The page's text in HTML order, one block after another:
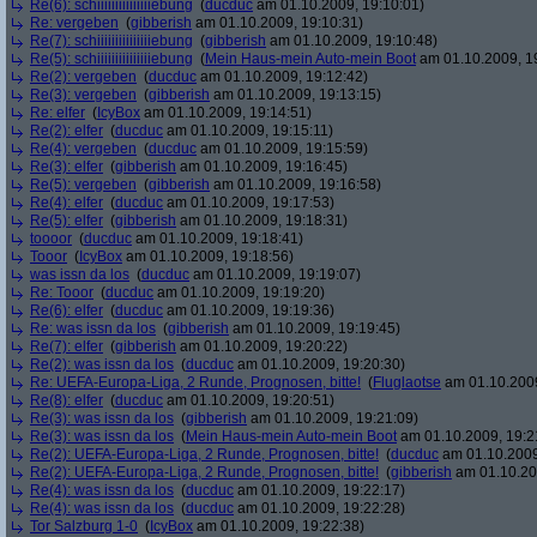
Re(6): schiiiiiiiiiiiiiiiebung (ducduc am 01.10.2009, 19:10:01)
Re: vergeben (gibberish am 01.10.2009, 19:10:31)
Re(7): schiiiiiiiiiiiiiiiebung (gibberish am 01.10.2009, 19:10:48)
Re(5): schiiiiiiiiiiiiiiiebung (Mein Haus-mein Auto-mein Boot am 01.10.2009,
Re(2): vergeben (ducduc am 01.10.2009, 19:12:42)
Re(3): vergeben (gibberish am 01.10.2009, 19:13:15)
Re: elfer ( IcyBox am 01.10.2009, 19:14:51)
Re(2): elfer (ducduc am 01.10.2009, 19:15:11)
Re(4): vergeben (ducduc am 01.10.2009, 19:15:59)
Re(3): elfer (gibberish am 01.10.2009, 19:16:45)
Re(5): vergeben (gibberish am 01.10.2009, 19:16:58)
Re(4): elfer (ducduc am 01.10.2009, 19:17:53)
Re(5): elfer (gibberish am 01.10.2009, 19:18:31)
toooor (ducduc am 01.10.2009, 19:18:41)
Tooor ( IcyBox am 01.10.2009, 19:18:56)
was issn da los (ducduc am 01.10.2009, 19:19:07)
Re: Tooor (ducduc am 01.10.2009, 19:19:20)
Re(6): elfer (ducduc am 01.10.2009, 19:19:36)
Re: was issn da los (gibberish am 01.10.2009, 19:19:45)
Re(7): elfer (gibberish am 01.10.2009, 19:20:22)
Re(2): was issn da los (ducduc am 01.10.2009, 19:20:30)
Re: UEFA-Europa-Liga, 2 Runde, Prognosen, bitte! (Fluglaotse am
Re(8): elfer (ducduc am 01.10.2009, 19:20:51)
Re(3): was issn da los (gibberish am 01.10.2009, 19:21:09)
Re(3): was issn da los (Mein Haus-mein Auto-mein Boot am 01.10.2009,
Re(2): UEFA-Europa-Liga, 2 Runde, Prognosen, bitte! (ducduc am
Re(2): UEFA-Europa-Liga, 2 Runde, Prognosen, bitte! (gibberish am
Re(4): was issn da los (ducduc am 01.10.2009, 19:22:17)
Re(4): was issn da los (ducduc am 01.10.2009, 19:22:28)
Tor Salzburg 1-0 ( IcyBox am 01.10.2009, 19:22:38)